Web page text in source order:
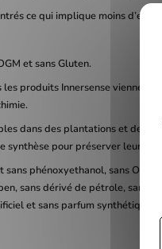
ce qui implique moins d’eau.
et sans Gluten.
produits Innersense viennent
dans des plantations et des
synthèse pour préserver leur
sans phénoxyethanol, sans
sans dérivé de pétrole, sans
et sans parfum synthétique.